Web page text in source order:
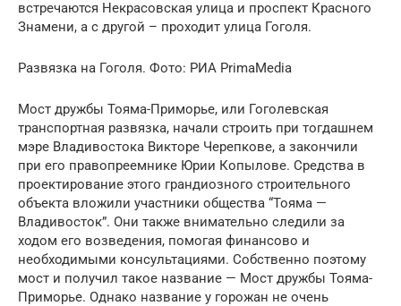
встречаются Некрасовская улица и проспект Красного
Знамени, а с другой – проходит улица Гоголя.
Развязка на Гоголя. Фото: РИА PrimaMedia
Мост дружбы Тояма-Приморье, или Гоголевская
транспортная развязка, начали строить при тогдашнем
мэре Владивостока Викторе Черепкове, а закончили
при его правопреемнике Юрии Копылове. Средства в
проектирование этого грандиозного строительного
объекта вложили участники общества “Тояма —
Владивосток”. Они также внимательно следили за
ходом его возведения, помогая финансово и
необходимыми консультациями. Собственно поэтому
мост и получил такое название — Мост дружбы Тояма-
Приморье. Однако название у горожан не очень